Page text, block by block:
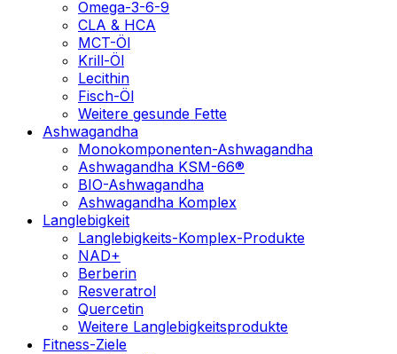
Omega-3-6-9
CLA & HCA
MCT-Öl
Krill-Öl
Lecithin
Fisch-Öl
Weitere gesunde Fette
Ashwagandha
Monokomponenten-Ashwagandha
Ashwagandha KSM-66®
BIO-Ashwagandha
Ashwagandha Komplex
Langlebigkeit
Langlebigkeits-Komplex-Produkte
NAD+
Berberin
Resveratrol
Quercetin
Weitere Langlebigkeitsprodukte
Fitness-Ziele